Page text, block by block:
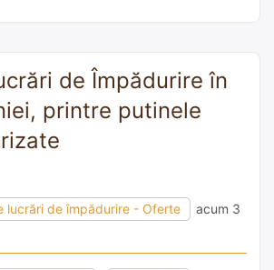
de Împădurire în
printre putinele
lucrări de împădurire - Oferte
acum 3